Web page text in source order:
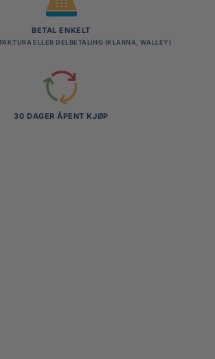
BETAL ENKELT
ELLER DELBETALING (KLARNA, WALLEY)
30 DAGER ÅPENT KJØP